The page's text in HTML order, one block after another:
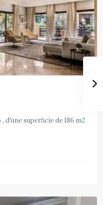
d'une superficie de 186 m2